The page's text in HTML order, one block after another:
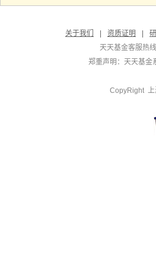
关于我们
| 资质证明 |
天天基金客服热
郑重声明： 天天基金
CopyRight